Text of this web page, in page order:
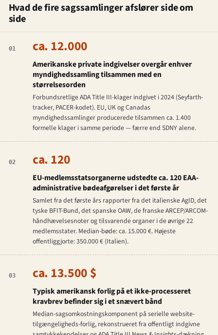
Hvad de fire sagssamlinger afslører side om
side
01 ca. 12.000
Amerikanske private indgivelser overgår enhver
myndighedssamling tilsammen med en
størrelsesorden
Forbundsretlige ADA Title III-klager indgivet i 2024 (Seyfarth-
tracker, PACER-kodet). EU, UK og Canadas
myndighedssamlinger producerede tilsammen ca. 1.400
formelle klager i samme periode — færre end SDNY alene.
02 ca. 120
EU-medlemsstatsorganerne udstedte ca. 120 EAA-
administrative bødeafgørelser i det første år
Samlet fra det første års rapporter fra det italienske AgID, det
tyske BFIT-Bund, det spanske OAW, de franske ARCEP/ARCOM-
håndhævelsesnoter og tilsvarende organer i de øvrige 22
medlemsstater. Median-bøde: ca. 15.000 €. Højeste
offentliggjorte: 350.000 € (Italien).
03 ca. 13.500 $
Typisk amerikansk forlig på et ikke-processeret
kravbrev befinder sig i et snævert bånd
Median-sagsomkostningskomponent på serielle website-
tilgængeligheds-forlig, rekonstrueret fra offentligt indgivne